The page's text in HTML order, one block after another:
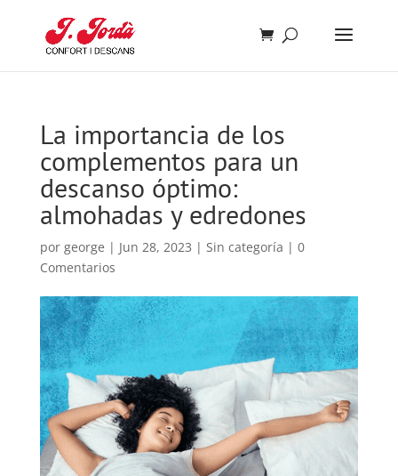
La importancia de los
complementos para un
descanso óptimo:
almohadas y edredones
por george | Jun 28, 2023 | Sin categoría | 0
Comentarios